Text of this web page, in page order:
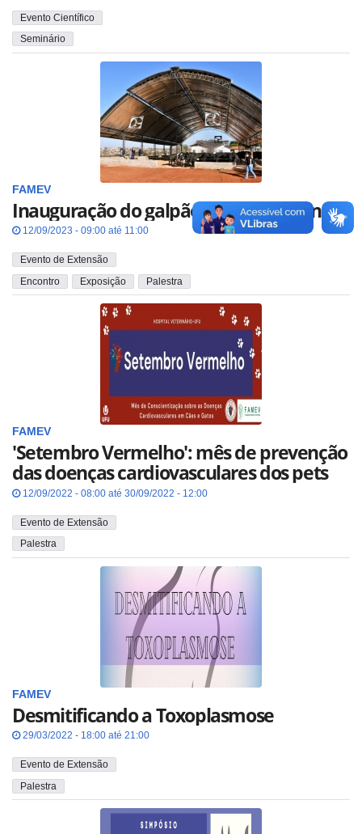
Evento Científico
Seminário
FAMEV
Inauguração do galpão Compost Barn
12/09/2023 - 09:00 até 11:00
Evento de Extensão
Encontro
Exposição Palestra
FAMEV
'Setembro Vermelho': mês de prevenção
das doenças cardiovasculares dos pets
12/09/2022 - 08:00 até 30/09/2022 - 12:00
Evento de Extensão
Palestra
FAMEV
Desmitificando a Toxoplasmose
29/03/2022 - 18:00 até 21:00
Evento de Extensão
Palestra